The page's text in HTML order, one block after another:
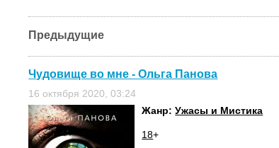
Предыдущие
Чудовище во мне - Ольга Панова
16 октября 2020, 03:24
Жанр:Ужасы и Мистика
18+